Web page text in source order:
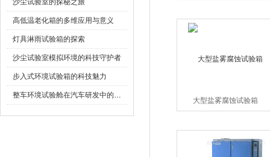
沙尘试验室的探秘之旅
高低温老化箱的多维应用与意义
灯具淋雨试验箱的探索
沙尘试验室模拟环境的科技守护者
步入式环境试验箱的科技魅力
整车环境试验舱在汽车研发中的作用
大型盐雾腐蚀试验箱